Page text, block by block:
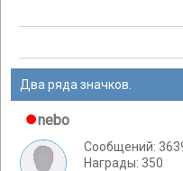
Два ряда значков.
nebo
Сообщений:
Награды: 350